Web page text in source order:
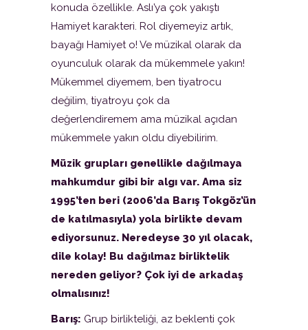
konuda özellikle. Aslı’ya çok yakıştı
Hamiyet karakteri. Rol diyemeyiz artık,
bayağı Hamiyet o! Ve müzikal olarak da
oyunculuk olarak da mükemmele yakın!
Mükemmel diyemem, ben tiyatrocu
değilim, tiyatroyu çok da
değerlendiremem ama müzikal açıdan
mükemmele yakın oldu diyebilirim.
Müzik grupları genellikle dağılmaya
mahkumdur gibi bir algı var. Ama siz
1995’ten beri (2006’da Barış Tokgöz’ün
de katılmasıyla) yola birlikte devam
ediyorsunuz. Neredeyse 30 yıl olacak,
dile kolay! Bu dağılmaz birliktelik
nereden geliyor? Çok iyi de arkadaş
olmalısınız!
Barış: Grup birlikteliği, az beklenti çok